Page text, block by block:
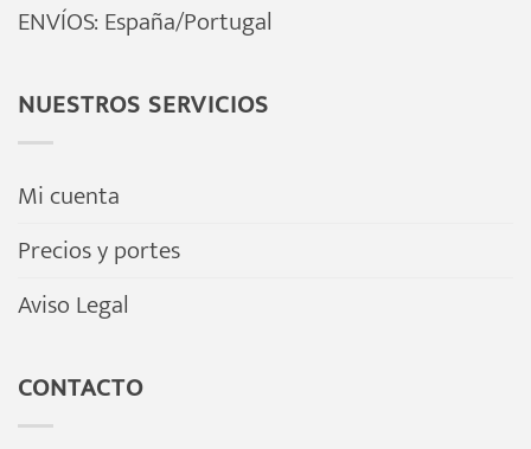
ENVÍOS: España/Portugal
NUESTROS SERVICIOS
Mi cuenta
Precios y portes
Aviso Legal
CONTACTO